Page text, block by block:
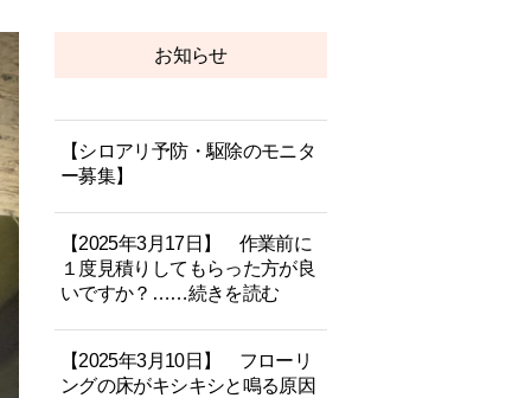
お知らせ
【シロアリ予防・駆除のモニタ
ー募集】
【2025年3月17日】 作業前に
１度見積りしてもらった方が良
いですか？……続きを読む
【2025年3月10日】 フローリ
ングの床がキシキシと鳴る原因